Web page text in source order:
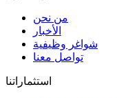
من نحن
الأخبار
شواغر وظيفية
تواصل معنا
استثماراتنا